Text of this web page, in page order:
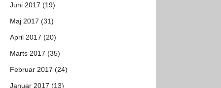
Juni 2017 (19)
Maj 2017 (31)
April 2017 (20)
Marts 2017 (35)
Februar 2017 (24)
Januar 2017 (13)